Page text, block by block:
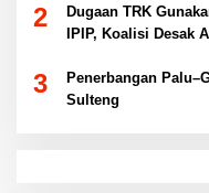
2
Dugaan TRK
IPIP, Koalisi Desak
3
Penerbangan
Sulteng